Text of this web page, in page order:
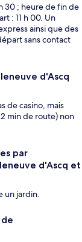
30 ; heure de fin de
: 11 h 00. Un
ainsi que des
sans contact
d'Ascq
de casino, mais
min de route) non
par
d'Ascq et
un jardin.